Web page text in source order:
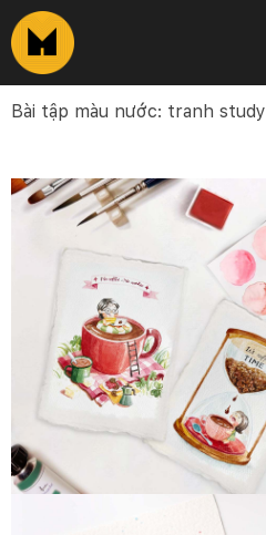
Bài tập màu nước: tranh study